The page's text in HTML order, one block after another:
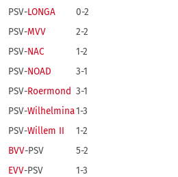
PSV-LONGA
0-2
PSV-MVV
2-2
PSV-NAC
1-2
PSV-NOAD
3-1
PSV-Roermond 3-1
PSV-Wilhelmina1-3
PSV-Willem II
1-2
BVV-PSV
5-2
EVV-PSV
1-3